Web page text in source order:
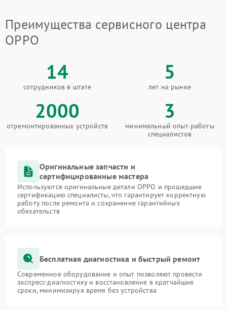
Преимущества сервисного центра
OPPO
14
сотрудников в штате
5
лет на рынке
2000
отремонтированных устройств
3
минимальный опыт работы
специалистов
Оригинальные запчасти и
сертифицированные мастера
Используются оригинальные детали OPPO и прошедшие
сертификацию специалисты, что гарантирует корректную
работу после ремонта и сохранение гарантийных
обязательств
Бесплатная диагностика и быстрый ремонт
Современное оборудование и опыт позволяют провести
экспресс-диагностику и восстановление в кратчайшие
сроки, минимизируя время без устройства